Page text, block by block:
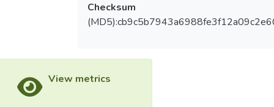
Checksum
View metrics